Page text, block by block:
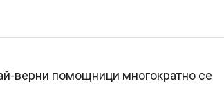
верни помощници многократно се